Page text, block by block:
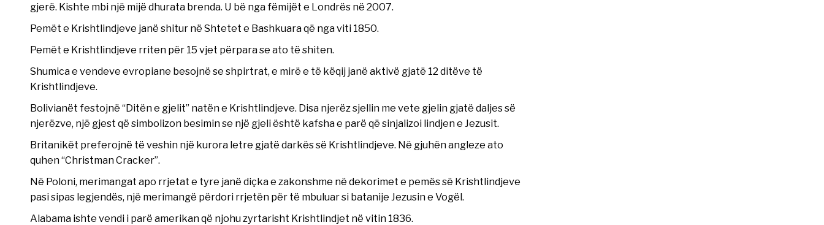
gjerë. Kishte mbi një mijë dhurata brenda. U bë nga fëmijët e Londrës në 2007.
Pemët e Krishtlindjeve janë shitur në Shtetet e Bashkuara që nga viti 1850.
Pemët e Krishtlindjeve rriten për 15 vjet përpara se ato të shiten.
Shumica e vendeve evropiane besojnë se shpirtrat, e mirë e të këqij janë aktivë gjatë 12 ditëve të
Krishtlindjeve.
Bolivianët festojnë “Ditën e gjelit” natën e Krishtlindjeve. Disa njerëz sjellin me vete gjelin gjatë daljes së
njerëzve, një gjest që simbolizon besimin se një gjeli është kafsha e parë që sinjalizoi lindjen e Jezusit.
Britanikët preferojnë të veshin një kurora letre gjatë darkës së Krishtlindjeve. Në gjuhën angleze ato
quhen “Christman Cracker”.
Në Poloni, merimangat apo rrjetat e tyre janë diçka e zakonshme në dekorimet e pemës së Krishtlindjeve
pasi sipas legjendës, një merimangë përdori rrjetën për të mbuluar si batanije Jezusin e Vogël.
Alabama ishte vendi i parë amerikan që njohu zyrtarisht Krishtlindjet në vitin 1836.